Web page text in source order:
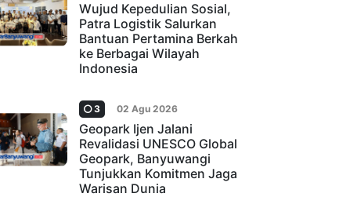
Wujud Kepedulian Sosial,
Patra Logistik Salurkan
Bantuan Pertamina Berkah
ke Berbagai Wilayah
Indonesia
3 02 Agu 2026
Geopark Ijen Jalani
Revalidasi UNESCO Global
Geopark, Banyuwangi
Tunjukkan Komitmen Jaga
Warisan Dunia